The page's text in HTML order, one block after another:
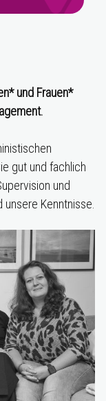
und Frauen*
gut und fachlich
und
Kenntnisse.